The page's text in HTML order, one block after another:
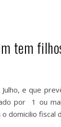
tem
e que
por 1 ou
domicilio fiscal